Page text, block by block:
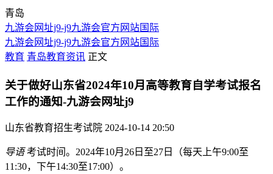
青岛
九游会网址j9-j9九游会官方网站国际
九游会网址j9-j9九游会官方网站国际
教育 青岛教育资讯 正文
关于做好山东省2024年10月高等教育自学考试报名
工作的通知-九游会网址j9
山东省教育招生考试院 2024-10-14 20:50
导语考试时间。2024年10月26日至27日（每天上午9:00至
11:30，下午14:30至17:00）。